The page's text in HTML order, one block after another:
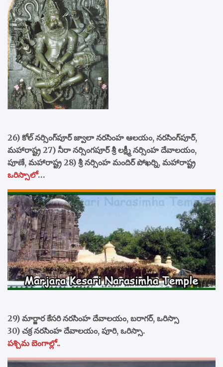
26) కోల్ నర్సింగ్‌పూర్ జ్వాలా నరసింహ ఆలయం, నరసింగ్‌పూర్,
మహారాష్ట్ర 27) నీరా నర్సింగపూర్ శ్రీ లక్ష్మీ నర్సింహ దేవాలయం,
పూణే, మహారాష్ట్ర 28) శ్రీ నర్సింహ మందిర్ పోఖర్ని, మహారాష్ట్ర
ఒరిస్సాలో…
29) మార్జార కేసరి నరసింహ దేవాలయం, బరాగర్, ఒరిస్సా
30) చక్ర నరసింహ దేవాలయం, పూరి, ఒరిస్సా.
పశ్చిమ బెంగాల్లో..